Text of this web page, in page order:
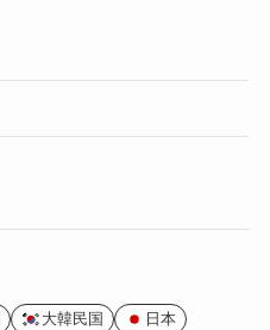
大韓民国
日本